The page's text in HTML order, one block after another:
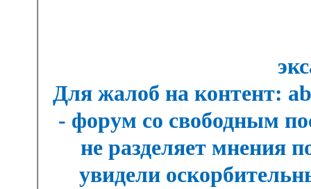
Для жалоб на контент:
- форум со свободным
не разделяет мнения
увидели